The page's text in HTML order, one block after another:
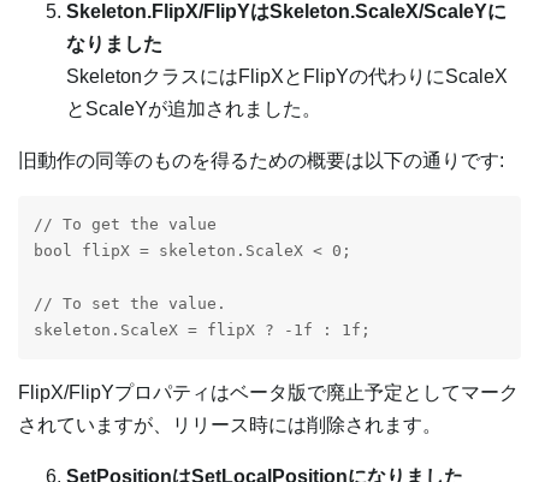
Skeleton.FlipX/FlipYはSkeleton.ScaleX/ScaleYに
なりました
SkeletonクラスにはFlipXとFlipYの代わりにScaleX
とScaleYが追加されました。
旧動作の同等のものを得るための概要は以下の通りです:
// To get the value
bool flipX = skeleton.ScaleX < 0;
// To set the value.
FlipX/FlipYプロパティはベータ版で廃止予定としてマーク
されていますが、リリース時には削除されます。
SetPositionはSetLocalPositionになりました